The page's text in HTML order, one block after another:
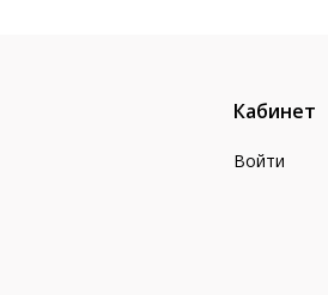
Кабинет
Войти